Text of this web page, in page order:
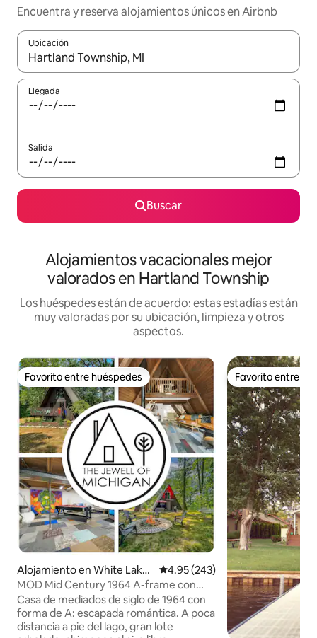
Encuentra y reserva alojamientos únicos en Airbnb
Ubicación
Cuando los resultados estén disponibles, navega con las
Llegada
Salida
Buscar
Alojamientos vacacionales mejor
valorados en Hartland Township
Los huéspedes están de acuerdo: estas estadías están
muy valoradas por su ubicación, limpieza y otros
aspectos.
Favorito entre huéspedes
Favorito entre huéspedes
Alojamiento en White Lake
charter Township
Calificación promedio: 4.95 de
4.95 (243)
MOD Mid Century 1964 A-frame con
sala de juegos
Casa de mediados de siglo de 1964 con
forma de A: escapada romántica. A poca
distancia a pie del lago, gran lote
Favorito entre
Favorito entre